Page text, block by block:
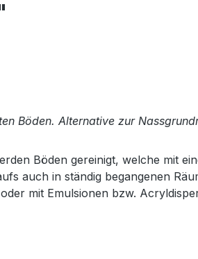
Böden. Alternative zur
Böden gereinigt, welche mit
auch in ständig begangenen
mit Emulsionen bzw.